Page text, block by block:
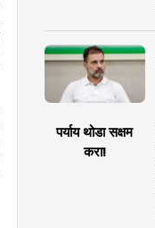
पर्याय थोडा सक्षम
करा!